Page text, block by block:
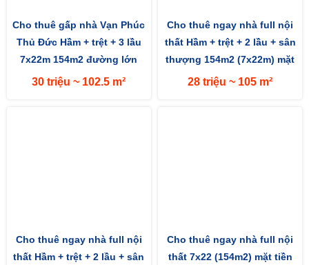
Cho thuê gấp nhà Vạn Phúc
Thủ Đức Hầm + trệt + 3 lầu
7x22m 154m2 đường lớn
13m hướng Tây Nam
30 triệu ~ 102.5 m²
Cho thuê ngay nhà full nội
thất Hầm + trệt + 2 lầu + sân
thượng 154m2 (7x22m) mặt
tiền đường 13m hướng...
28 triệu ~ 105 m²
Cho thuê ngay nhà full nội
thất Hầm + trệt + 2 lầu + sân
Cho thuê ngay nhà full nội
thất 7x22 (154m2) mặt tiền